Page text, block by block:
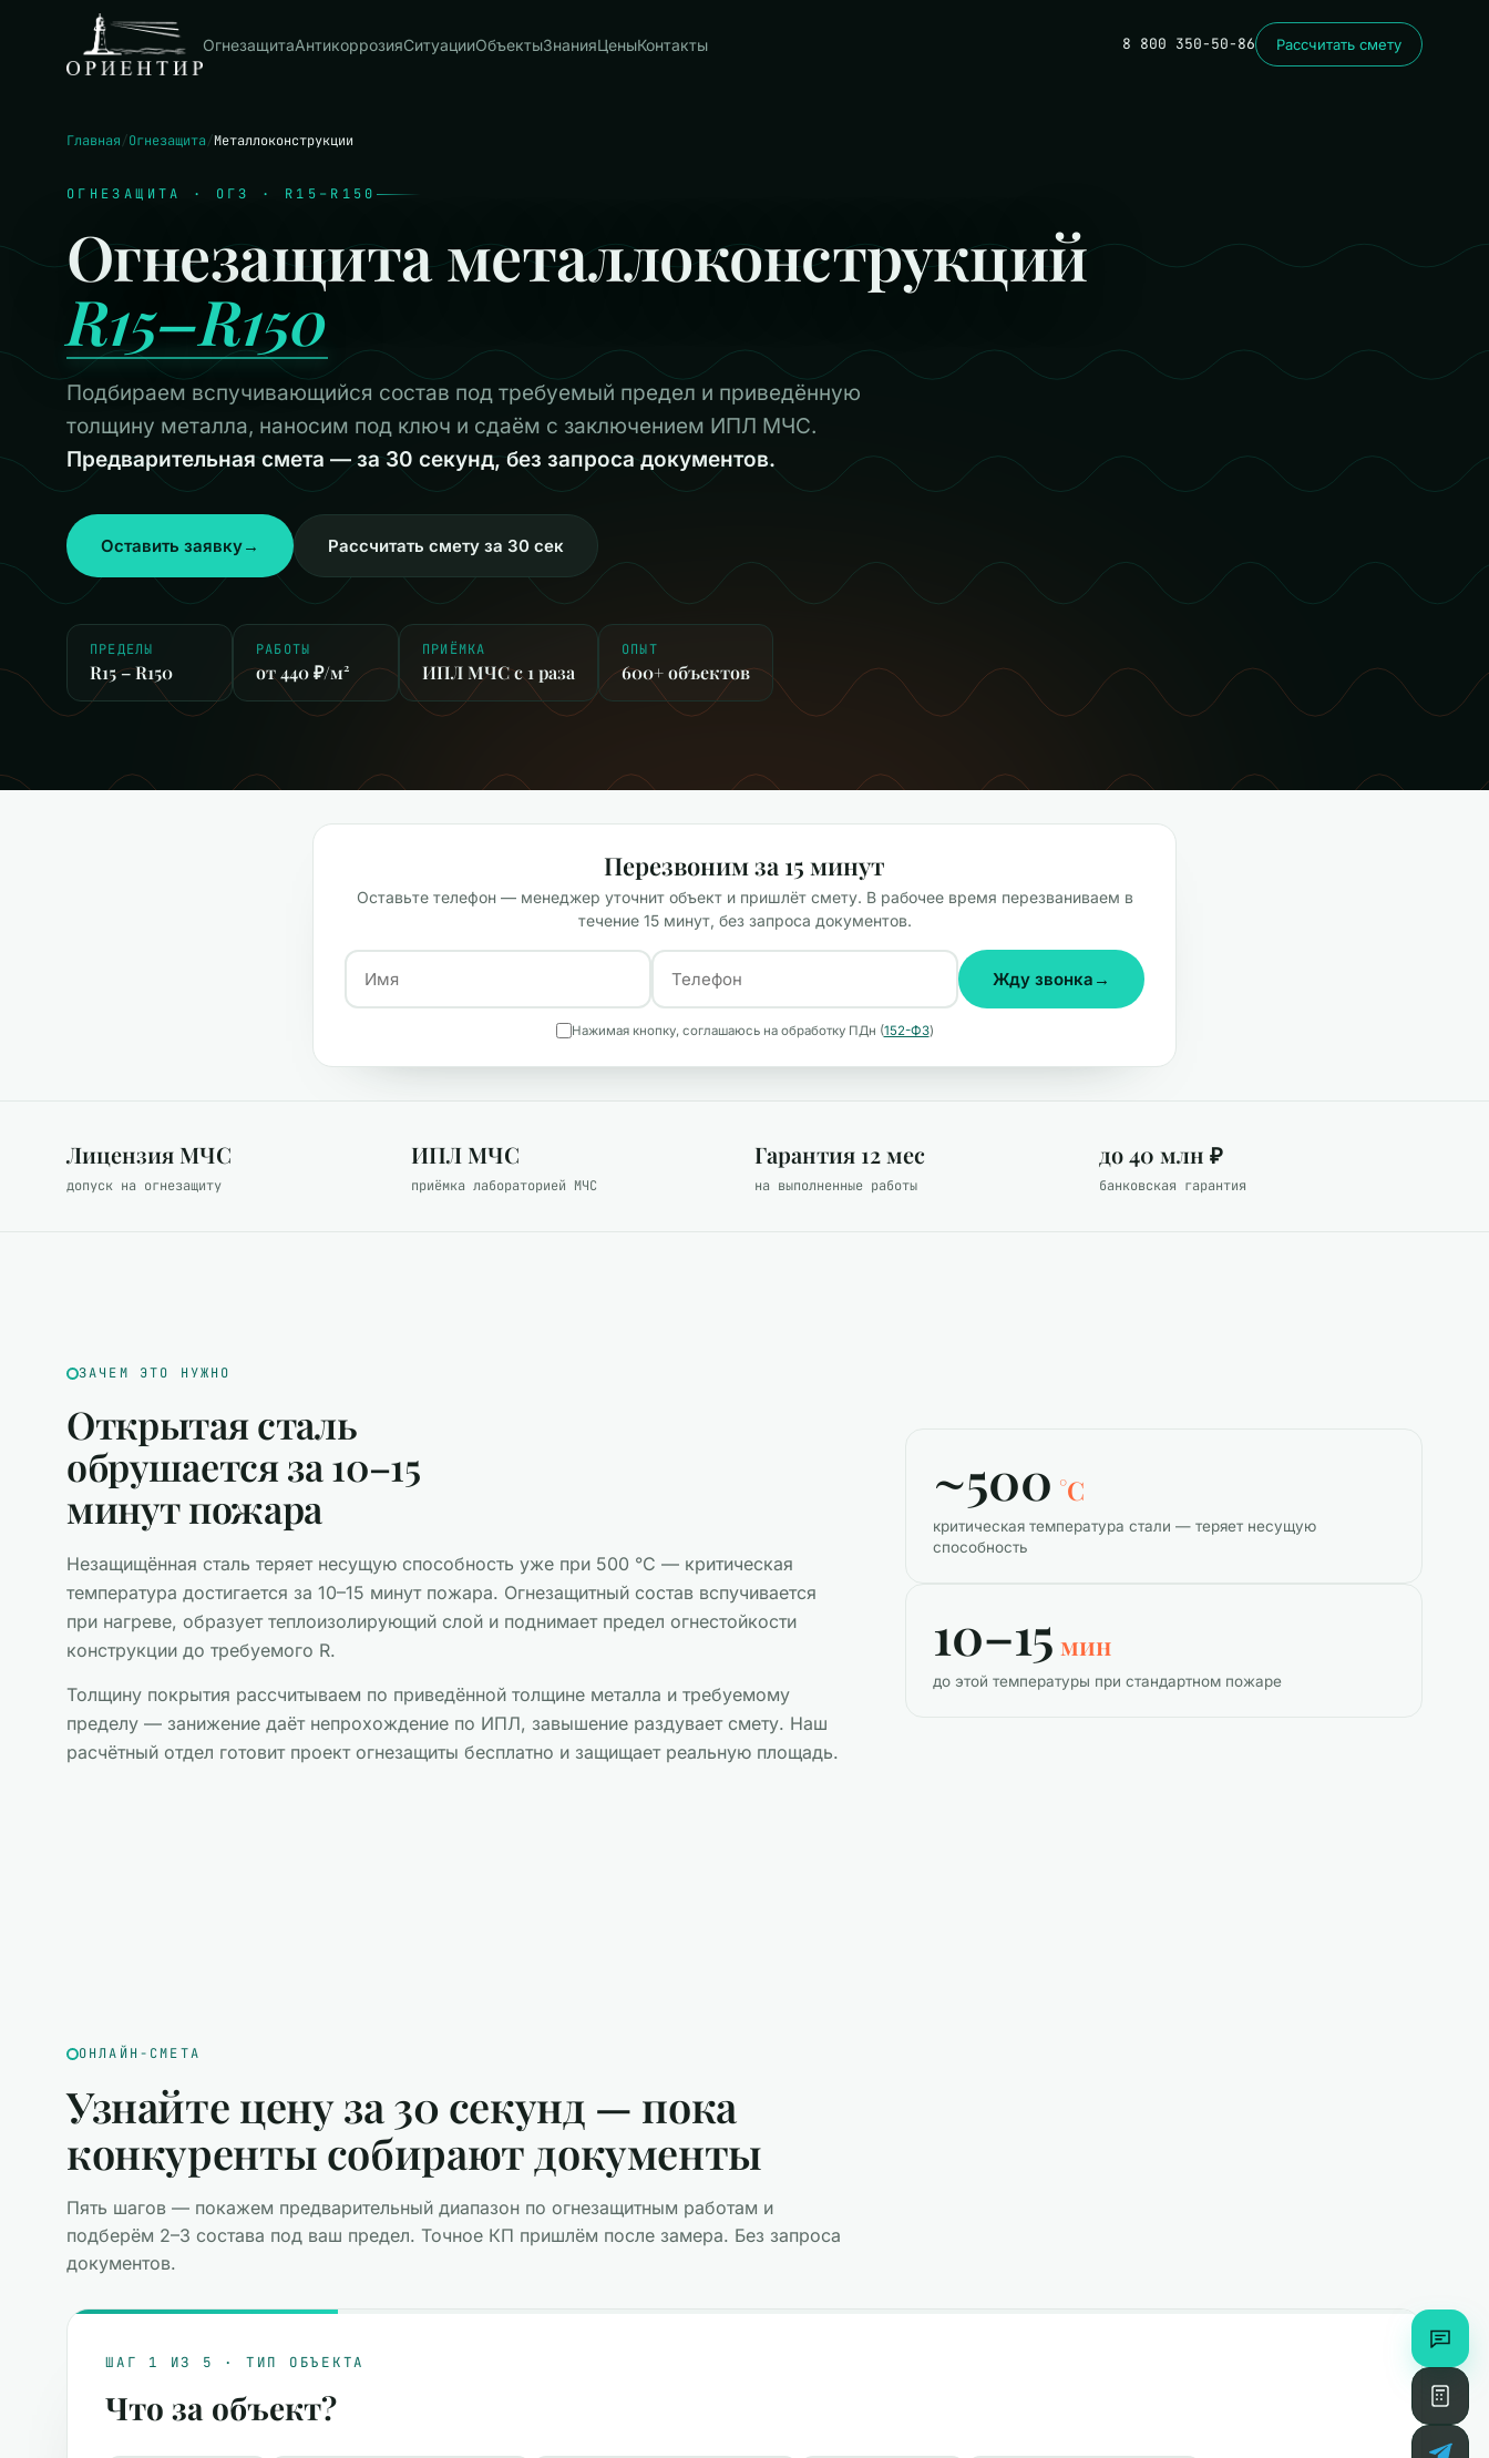
ОгнезащитаАнтикоррозияСитуацииОбъектыЗнанияЦеныКонтакты 8 800 350-50-86 Рассчитать смету
Главная/Огнезащита/Металлоконструкции
ОГНЕЗАЩИТА · ОГЗ · R15–R150
Огнезащита металлоконструкций
R15–R150
Подбираем вспучивающийся состав под требуемый предел и приведённую
толщину металла, наносим под ключ и сдаём с заключением ИПЛ МЧС.
Предварительная смета — за 30 секунд, без запроса документов.
Оставить заявку→ Рассчитать смету за 30 сек
ПРЕДЕЛЫ
R15 – R150
РАБОТЫ
от 440 ₽/м²
ПРИЁМКА
ИПЛ МЧС с 1 раза
ОПЫТ
600+ объектов
Перезвоним за 15 минут
Оставьте телефон — менеджер уточнит объект и пришлёт смету. В рабочее время перезваниваем в
течение 15 минут, без запроса документов.
Жду звонка →
Нажимая кнопку, соглашаюсь на обработку ПДн (152-ФЗ)
Лицензия МЧС
допуск на огнезащиту
ИПЛ МЧС
приёмка лабораторией МЧС
Гарантия 12 мес
на выполненные работы
до 40 млн ₽
банковская гарантия
ЗАЧЕМ ЭТО НУЖНО
Открытая сталь
обрушается за 10–15
минут пожара
Незащищённая сталь теряет несущую способность уже при 500 °C — критическая
температура достигается за 10–15 минут пожара. Огнезащитный состав вспучивается
при нагреве, образует теплоизолирующий слой и поднимает предел огнестойкости
конструкции до требуемого R.
Толщину покрытия рассчитываем по приведённой толщине металла и требуемому
пределу — занижение даёт непрохождение по ИПЛ, завышение раздувает смету. Наш
расчётный отдел готовит проект огнезащиты бесплатно и защищает реальную площадь.
~500 °C
критическая температура стали — теряет несущую
способность
10–15 мин
до этой температуры при стандартном пожаре
ОНЛАЙН-СМЕТА
Узнайте цену за 30 секунд — пока
конкуренты собирают документы
Пять шагов — покажем предварительный диапазон по огнезащитным работам и
подберём 2–3 состава под ваш предел. Точное КП пришлём после замера. Без запроса
документов.
ШАГ 1 ИЗ 5 · ТИП ОБЪЕКТА
Что за объект?